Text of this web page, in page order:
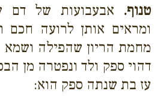
טנוף. אבעבועות של דם
ומראים אותן לרועה חכם
מחמת הריון שהפילה
דהוי ספק ולד ונפטרה מן
עז בת שנתה ספק הוא: